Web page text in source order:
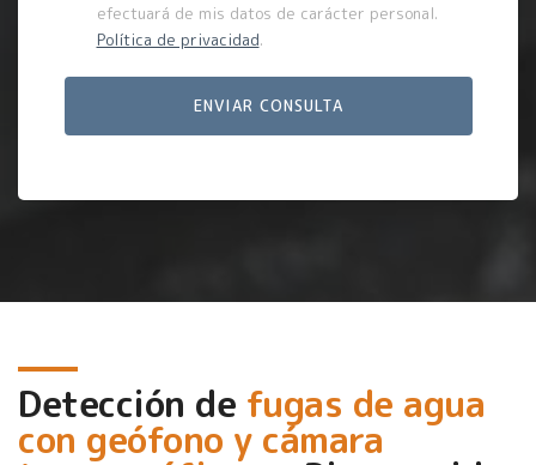
efectuará de mis datos de carácter personal.
Política de privacidad.
Detección de fugas de agua
con geófono y cámara